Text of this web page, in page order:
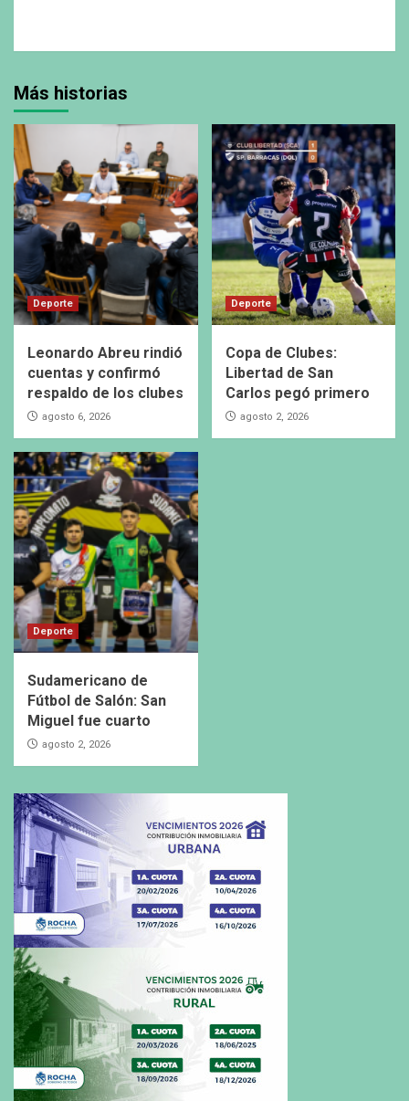
Más historias
Deporte
Leonardo Abreu rindió
cuentas y confirmó
respaldo de los clubes
agosto 6, 2026
Deporte
Copa de Clubes:
Libertad de San
Carlos pegó primero
agosto 2, 2026
Deporte
Sudamericano de
Fútbol de Salón: San
Miguel fue cuarto
agosto 2, 2026